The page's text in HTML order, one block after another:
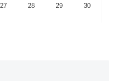
27 28 29
30